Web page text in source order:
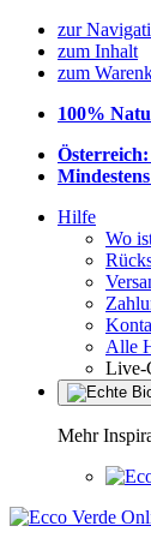
zur
zum Inhalt
zum
100%
Hilfe
Wo
Alle
Live-
Mehr